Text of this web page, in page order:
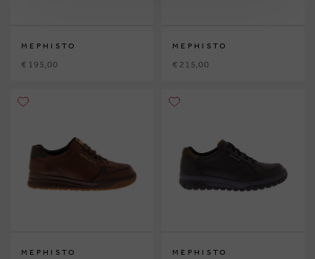
MEPHISTO
€ 195,00
MEPHISTO
€ 215,00
MEPHISTO MEPHISTO